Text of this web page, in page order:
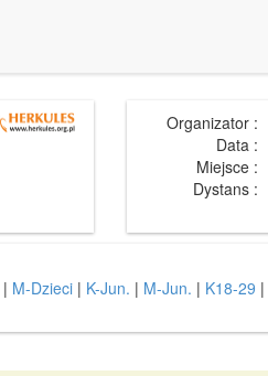
Organizator :
Data :
Miejsce :
Dystans :
| M-Dzieci | K-Jun. | M-Jun. | K18-29 |